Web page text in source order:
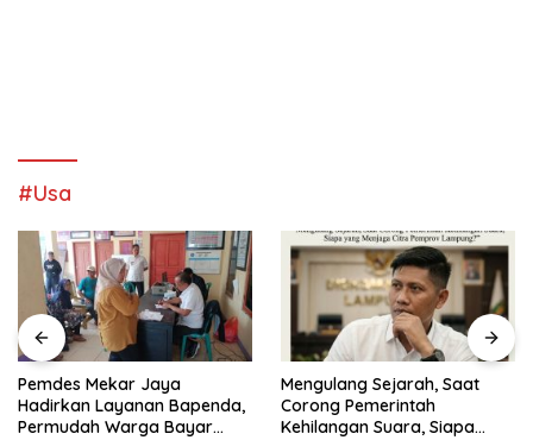
#Usa
Pemdes Mekar Jaya
Hadirkan Layanan Bapenda,
Permudah Warga Bayar
Mengulang Sejarah, Saat
Corong Pemerintah
Kehilangan Suara, Siapa